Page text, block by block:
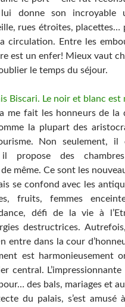
donne son incroyable
rues étroites, placettes…
circulation. Entre les
est un enfer! Mieux vaut
le temps du séjour.
me fait les honneurs de la
la plupart des
Non seulement, il
propose des chambres
même. Ce sont les
se confond avec les
fruits, femmes
défi de la vie à
destructrices.
entre dans la cour
est harmonieusement
central.
des bals, mariages et
du palais, s’est amusé